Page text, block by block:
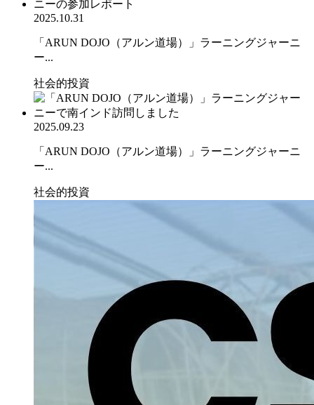
2025.10.31
「ARUN DOJO（アルン道場）」ラーニングジャーニ
ー...
社会的投資
2025.09.23
「ARUN DOJO（アルン道場）」ラーニングジャーニ
ー...
社会的投資